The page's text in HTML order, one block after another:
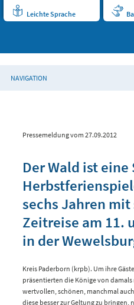
Leichte Sprache
NAVIGATION
Pressemeldung vom 27.09.2012
Der Wald ist
sechs Jahren
Zeitreise am 11.
in der
Kreis Paderborn (krpb). Um ihre
präsentierten die Könige von
wertvollen, schönen, manchmal
diese besser zur Geltung zu